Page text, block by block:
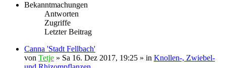
Bekanntmachungen
Antworten
Zugriffe
Letzter Beitrag
Canna 'Stadt Fellbach'
von Tetje » Sa 16. Dez 2017, 19:25 » in Knollen-, Zwiebel-